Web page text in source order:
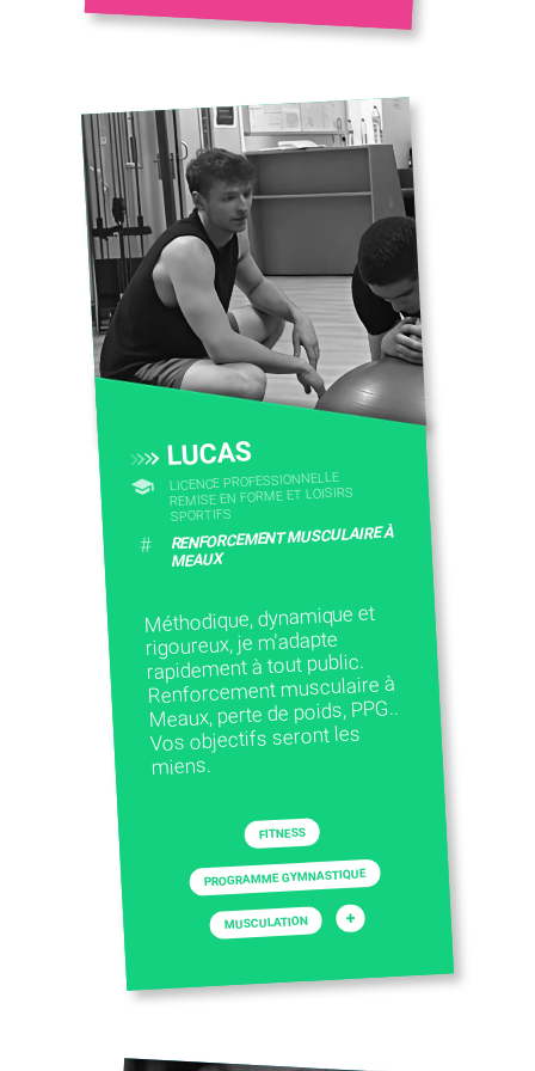
LUCAS
LICENCE PROFESSIONNELLE
REMISE EN FORME ET LOISIRS
SPORTIFS
# RENFORCEMENT MUSCULAIRE À
MEAUX
Méthodique, dynamique et
rigoureux, je m'adapte
rapidement à tout public.
Renforcement musculaire à
Meaux, perte de poids, PPG..
Vos objectifs seront les
miens.
FITNESS
PROGRAMME GYMNASTIQUE
MUSCULATION +